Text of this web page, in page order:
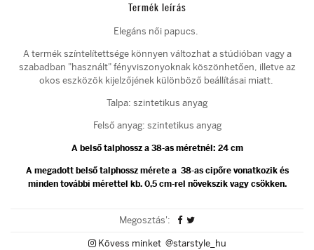
Termék leírás
Elegáns női papucs.
A termék színtelítettsége könnyen változhat a stúdióban vagy a
szabadban "használt" fényviszonyoknak köszönhetően, illetve az
okos eszközök kijelzőjének különböző beállításai miatt.
Talpa: szintetikus anyag
Felső anyag: szintetikus anyag
A belső talphossz a 38-as méretnél: 24 cm
A megadott belső talphossz mérete a 38-as cipőre vonatkozik és
minden további mérettel kb. 0,5 cm-rel növekszik vagy csökken.
Megosztás':
Kövess minket @starstyle_hu